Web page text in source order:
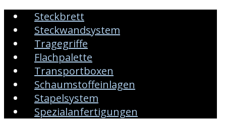
Steckbrett
Steckwandsystem
Tragegriffe
Flachpalette
Transportboxen
Schaumstoffeinlagen
Stapelsystem
Spezialanfertigungen